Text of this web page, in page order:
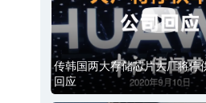
传韩国两大存储芯片大厂将停
回应